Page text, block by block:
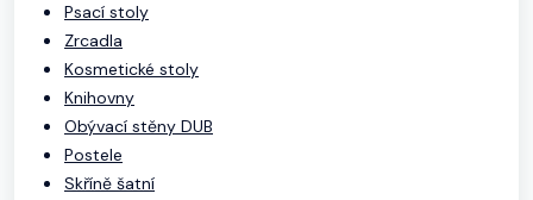
Psací stoly
Zrcadla
Kosmetické stoly
Knihovny
Obývací stěny DUB
Postele
Skříně šatní